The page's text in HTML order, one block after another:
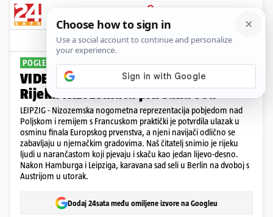
PRIJAVA
Sport Komentari
POGLEDAJTE FEŠTU
VIDEO Najbolji navijači na Euru?
Rijeka Nizozemaca priredila šou
LEIPZIG - Nizozemska nogometna reprezentacija pobjedom nad
Poljskom i remijem s Francuskom praktički je potvrdila ulazak u
osminu finala Europskog prvenstva, a njeni navijači odlično se
zabavljaju u njemačkim gradovima. Naš čitatelj snimio je rijeku
ljudi u narančastom koji pjevaju i skaču kao jedan lijevo-desno.
Nakon Hamburga i Leipziga, karavana sad seli u Berlin na dvoboj s
Austrijom u utorak.
Dodaj 24sata među omiljene izvore na Googleu